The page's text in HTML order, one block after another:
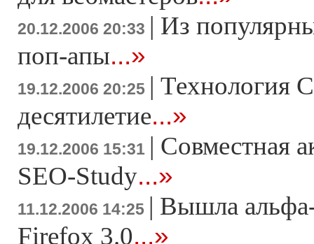
20.12.2006 20:33 | Из
поп-апы...»
19.12.2006 20:25 | Технология
десятилетие...»
19.12.2006 15:31 | Совместная
SEO-Study...»
11.12.2006 14:25 | Вышла альфа-
Firefox 3.0...»